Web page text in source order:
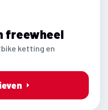
freewheel
ketting en